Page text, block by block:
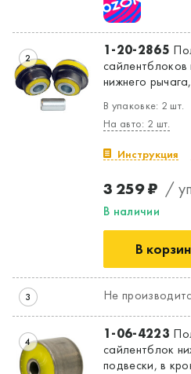
Да, верно
2 1-20-2865
сайлентблоков
нижнего
В упаковке: 2 шт.
На авто: 2 шт.
Инструкция
3 259 ₽ /
В наличии
В
3 Не
4 1-06-4223
сайлентблок
подвески, в